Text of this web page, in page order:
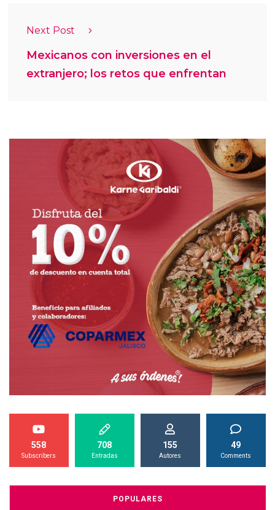
Next Post
Mexicanos con inversiones en el
extranjero; los retos que enfrentan
558
Subscribers
708
Entradas
155
Autores
49
Comments
POPULARES